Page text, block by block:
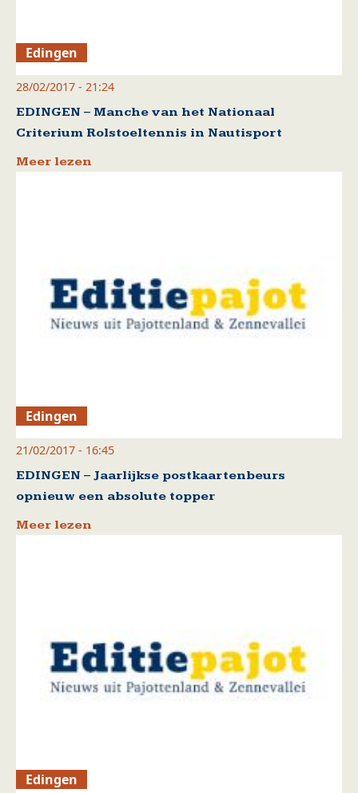
Edingen
28/02/2017 - 21:24
EDINGEN – Manche van het Nationaal
Criterium Rolstoeltennis in Nautisport
Meer lezen
Edingen
21/02/2017 - 16:45
EDINGEN – Jaarlijkse postkaartenbeurs
opnieuw een absolute topper
Meer lezen
Edingen